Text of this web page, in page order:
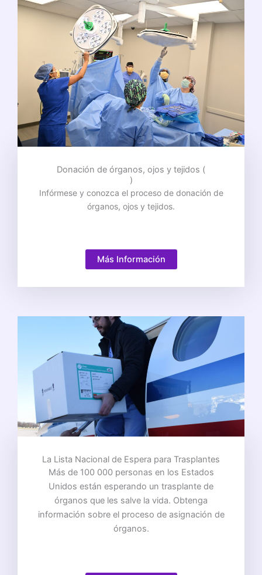
Donación de órganos, ojos y tejidos (
)
Infórmese y conozca el proceso de donación de
órganos, ojos y tejidos.
Más Información
La Lista Nacional de Espera para Trasplantes
Más de 100 000 personas en los Estados
Unidos están esperando un trasplante de
órganos que les salve la vida. Obtenga
información sobre el proceso de asignación de
órganos.